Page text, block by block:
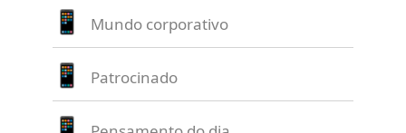
Mundo corporativo
Patrocinado